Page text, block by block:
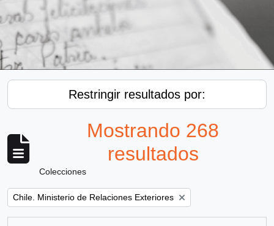
Restringir resultados por:
Mostrando 268
resultados
Colecciones
Remove filter:
Chile. Ministerio de Relaciones Exteriores